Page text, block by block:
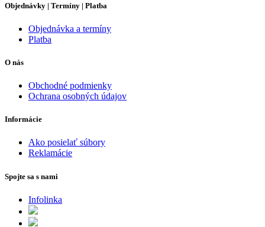
Objednávky | Termíny | Platba
Objednávka a termíny
Platba
O nás
Obchodné podmienky
Ochrana osobných údajov
Informácie
Ako posielať súbory
Reklamácie
Spojte sa s nami
Infolinka